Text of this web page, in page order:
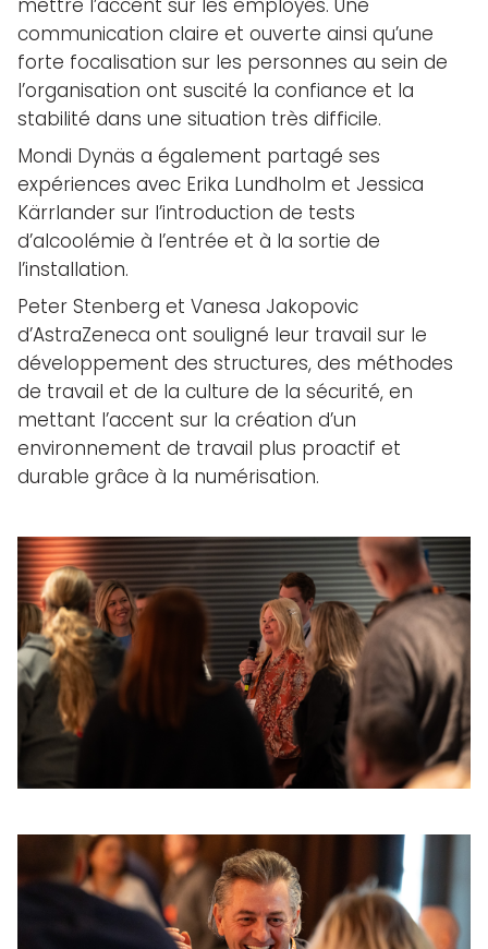
mettre l’accent sur les employés. Une
communication claire et ouverte ainsi qu’une
forte focalisation sur les personnes au sein de
l’organisation ont suscité la confiance et la
stabilité dans une situation très difficile.
Mondi Dynäs a également partagé ses
expériences avec Erika Lundholm et Jessica
Kärrlander sur l’introduction de tests
d’alcoolémie à l’entrée et à la sortie de
l’installation.
Peter Stenberg et Vanesa Jakopovic
d’AstraZeneca ont souligné leur travail sur le
développement des structures, des méthodes
de travail et de la culture de la sécurité, en
mettant l’accent sur la création d’un
environnement de travail plus proactif et
durable grâce à la numérisation.